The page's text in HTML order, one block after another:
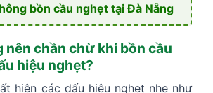
bồn cầu nghẹt tại Đà Nẵng
nên chần chừ khi bồn cầu
hiệu nghẹt?
hiện các dấu hiệu nghẹt nhẹ như